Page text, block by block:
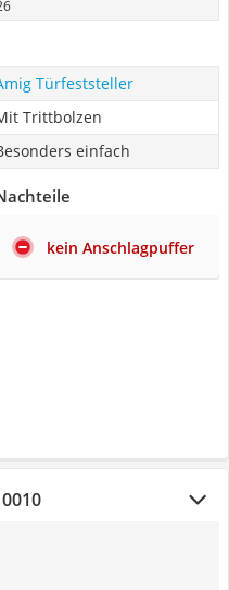
Türfeststeller
Trittbolzen
einfach
kein Anschlagpuffer